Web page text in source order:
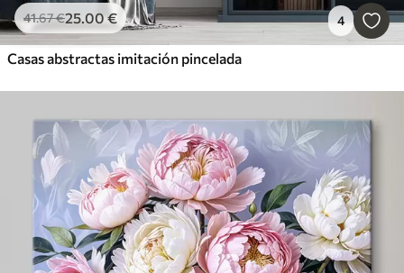
41.67€25.00€ 4
Casas abstractas imitación pincelada